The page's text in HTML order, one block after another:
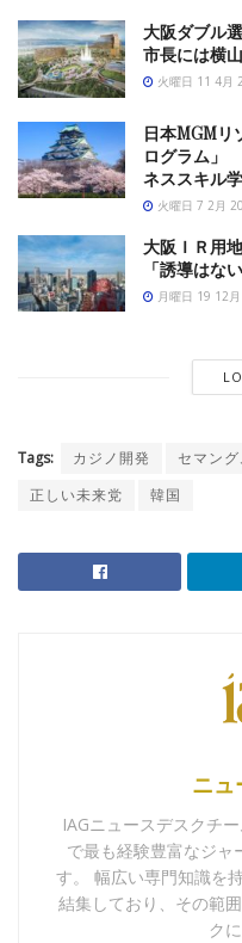
大阪ダブル
市長には横
火曜日 11 4月
日本MGMリ
ログラム」
ネススキル
火曜日 7 2月
大阪ＩＲ用
「誘導はない
月曜日 19 12
Tags: カジノ開発 セマン
正しい未来党
韓国
ニュ
IAGニュースデスクチ
で最も経験豊富なジャ
す。 幅広い専門知識を
結集しており、その範
ク